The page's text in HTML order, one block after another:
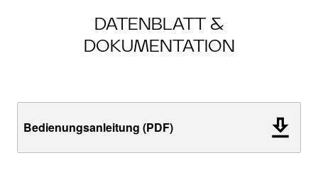
DATENBLATT &
DOKUMENTATION
Bedienungsanleitung (PDF)